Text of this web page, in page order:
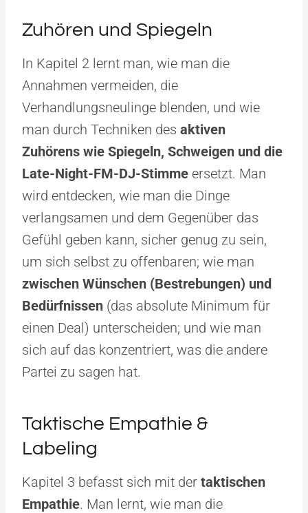
Zuhören und Spiegeln
In Kapitel 2 lernt man, wie man die
Annahmen vermeiden, die
Verhandlungsneulinge blenden, und wie
man durch Techniken des aktiven
Zuhörens wie Spiegeln, Schweigen und die
Late-Night-FM-DJ-Stimme ersetzt. Man
wird entdecken, wie man die Dinge
verlangsamen und dem Gegenüber das
Gefühl geben kann, sicher genug zu sein,
um sich selbst zu offenbaren; wie man
zwischen Wünschen (Bestrebungen) und
Bedürfnissen (das absolute Minimum für
einen Deal) unterscheiden; und wie man
sich auf das konzentriert, was die andere
Partei zu sagen hat.
Taktische Empathie &
Labeling
Kapitel 3 befasst sich mit der taktischen
Empathie. Man lernt, wie man die